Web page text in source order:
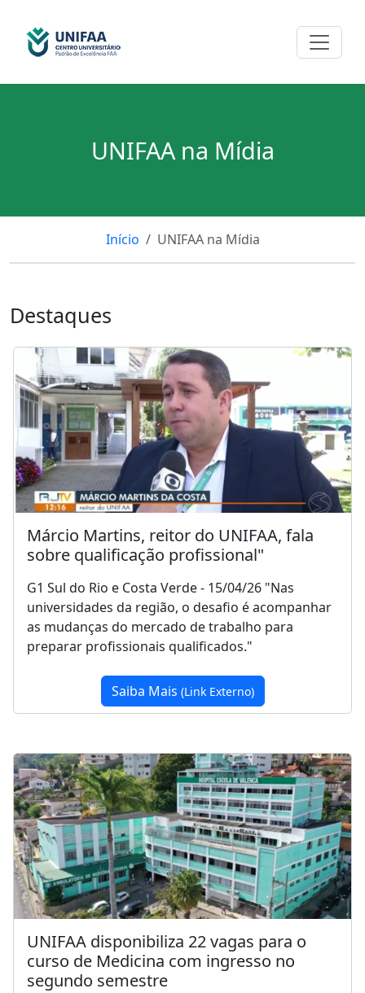
UNIFAA na Mídia
Início UNIFAA na Mídia
Destaques
Márcio Martins, reitor do UNIFAA, fala
sobre qualificação profissional"
G1 Sul do Rio e Costa Verde - 15/04/26 "Nas
universidades da região, o desafio é acompanhar
as mudanças do mercado de trabalho para
preparar profissionais qualificados."
Saiba Mais (Link Externo)
UNIFAA disponibiliza 22 vagas para o
curso de Medicina com ingresso no
segundo semestre